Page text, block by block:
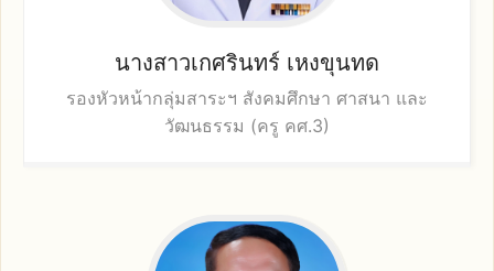
นางสาวเกศรินทร์ เหงขุนทด
รองหัวหน้ากลุ่มสาระฯ สังคมศึกษา ศาสนา และ
วัฒนธรรม (ครู คศ.3)